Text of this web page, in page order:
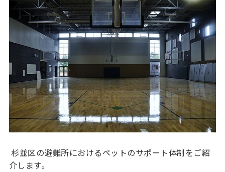
杉並区の避難所におけるペットのサポート体制をご紹
介します。